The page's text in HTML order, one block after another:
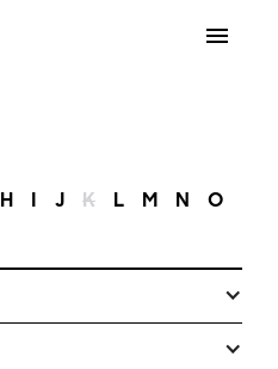
H I J K L M N O